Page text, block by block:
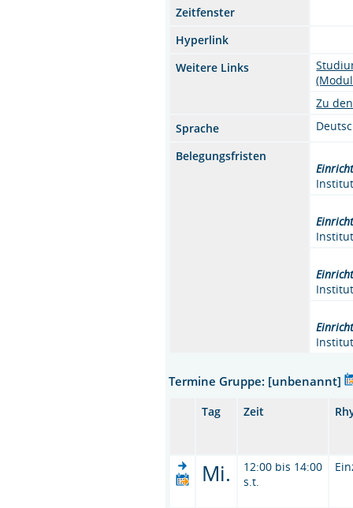
Zeitfenster
Hyperlink
Weitere Links
Zu
Sprache
Belegungsfristen
Termine Gruppe: [unbenannt]
Tag Zeit
Mi.
12:00 bis 14:00
s.t.